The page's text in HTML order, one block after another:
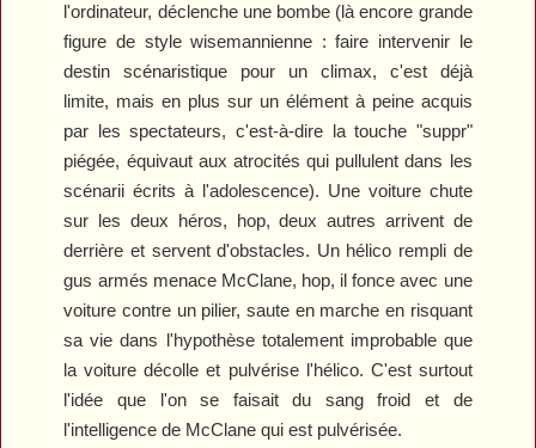
l'ordinateur, déclenche une bombe (là encore grande
figure de style wisemannienne : faire intervenir le
destin scénaristique pour un climax, c'est déjà
limite, mais en plus sur un élément à peine acquis
par les spectateurs, c'est-à-dire la touche "suppr"
piégée, équivaut aux atrocités qui pullulent dans les
scénarii écrits à l'adolescence). Une voiture chute
sur les deux héros, hop, deux autres arrivent de
derrière et servent d'obstacles. Un hélico rempli de
gus armés menace McClane, hop, il fonce avec une
voiture contre un pilier, saute en marche en risquant
sa vie dans l'hypothèse totalement improbable que
la voiture décolle et pulvérise l'hélico. C'est surtout
l'idée que l'on se faisait du sang froid et de
l'intelligence de McClane qui est pulvérisée.